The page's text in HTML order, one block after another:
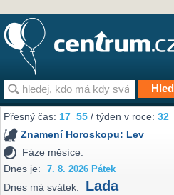
Přesný čas:17 55 / týden v roce:32
Znamení Horoskopu: Lev
Fáze měsíce:
Dnes je:
7. 8. 2026 Pátek
Dnes má svátek: Lada